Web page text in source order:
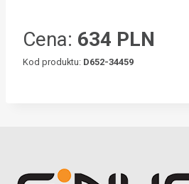
Cena: 634 PLN
Kod produktu: D652-34459